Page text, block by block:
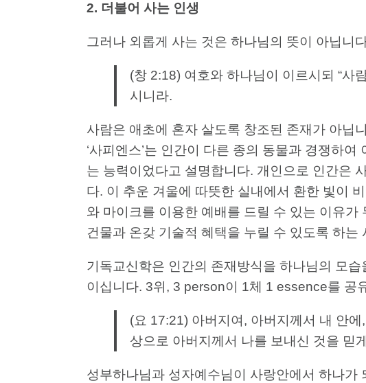
2. 더불어 사는 인생
그러나 외롭게 사는 것은 하나님의 뜻이 아닙니
(창 2:18) 여호와 하나님이 이르시되 “사
시니라.
사람은 애초에 혼자 살도록 창조된 존재가 아닙
‘사피엔스’는 인간이 다른 종의 동물과 경쟁하
는 능력이었다고 설명합니다. 개인으로 인간은
다. 이 추운 겨울에 따뜻한 실내에서 환한 빛이
와 마이크를 이용한 예배를 드릴 수 있는 이유
건물과 온갖 기술적 혜택을 누릴 수 있도록 하
기독교신학은 인간의 존재방식을 하나님의 모
이십니다. 3위, 3 person이 1체 1 essence를 공
(요 17:21) 아버지여, 아버지께서 내 안
상으로 아버지께서 나를 보내신 것을 믿
성부하나님과 성자예수님이 사랑안에서 하나